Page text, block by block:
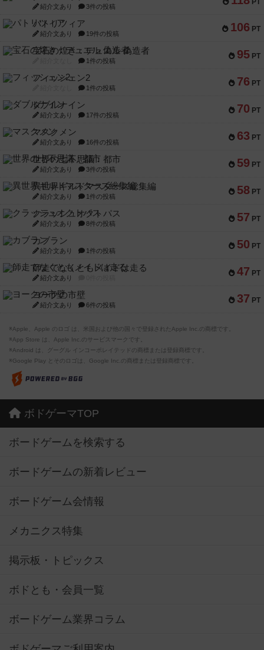
PT
紹介文あり 3件の投稿
106 PT
パトリツィア
紹介文あり 19件の投稿
95 PT
宝石の煌き：デュエル 偽造者
1件の投稿
76 PT
フィッシェン2
1件の投稿
70 PT
ダブルナイン
紹介文あり 17件の投稿
63 PT
マスクメン
紹介文あり 16件の投稿
59 PT
世界の七不思議：都市
紹介文あり 3件の投稿
58 PT
異世界ギルドマスターズ総集編
紹介文あり 1件の投稿
57 PT
クラッシュオクトパス
紹介文あり 8件の投稿
50 PT
カブラン
紹介文あり 1件の投稿
47 PT
師走でなくともメイドは走る
紹介文あり
37 PT
ヨークの市壁
紹介文あり 6件の投稿
※Apple、Apple のロゴ は、米国および他の国々で登録されたApple Inc.の商標です。
※App Store は、Apple Inc.のサービスマークです。
※Android は、グーグル インコーポレイテッドの商標または登録商標です。
※Google Play とそのロゴは、Google Inc.の商標または登録商標です。
ボドゲーマTOP
ボードゲームを検索する
ボードゲームの新着レビュー
ボードゲーム会情報
メカニクス特集
掲示板・トピックス
ボドとも・会員一覧
ボードゲーム業界コラム